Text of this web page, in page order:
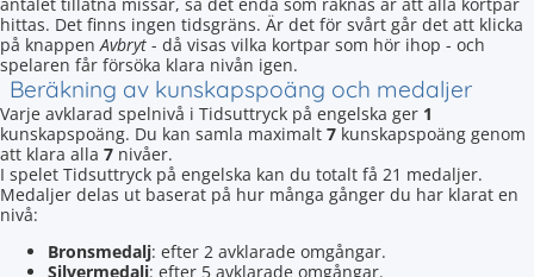
hittas. Det finns ingen tidsgräns. Är det för svårt går det att klicka
på knappenAvbryt - då visas vilka kortpar som hör ihop - och
spelaren får försöka klara nivån igen.
Beräkning av kunskapspoäng och medaljer
Varje avklarad spelnivå i Tidsuttryck på engelska ger 1
kunskapspoäng. Du kan samla maximalt 7 kunskapspoäng genom
att klara alla 7 nivåer.
I spelet Tidsuttryck på engelska kan du totalt få 21 medaljer.
Medaljer delas ut baserat på hur många gånger du har klarat en
nivå:
Bronsmedalj: efter 2 avklarade omgångar.
Silvermedalj: efter 5 avklarade omgångar.